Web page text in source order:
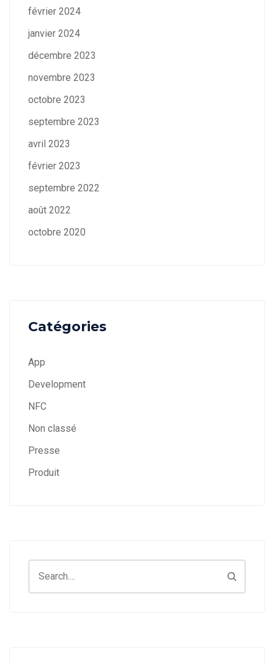
février 2024
janvier 2024
décembre 2023
novembre 2023
octobre 2023
septembre 2023
avril 2023
février 2023
septembre 2022
août 2022
octobre 2020
Catégories
App
Development
NFC
Non classé
Presse
Produit